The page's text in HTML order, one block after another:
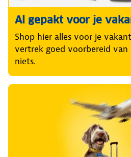
Al gepakt voor je
Shop hier alles voor je
vertrek goed voorbereid van
niets.